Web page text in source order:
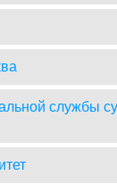
службы